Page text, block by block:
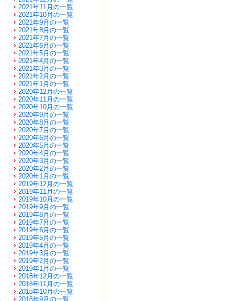
2021年11月の一覧
2021年10月の一覧
2021年9月の一覧
2021年8月の一覧
2021年7月の一覧
2021年6月の一覧
2021年5月の一覧
2021年4月の一覧
2021年3月の一覧
2021年2月の一覧
2021年1月の一覧
2020年12月の一覧
2020年11月の一覧
2020年10月の一覧
2020年9月の一覧
2020年8月の一覧
2020年7月の一覧
2020年6月の一覧
2020年5月の一覧
2020年4月の一覧
2020年3月の一覧
2020年2月の一覧
2020年1月の一覧
2019年12月の一覧
2019年11月の一覧
2019年10月の一覧
2019年9月の一覧
2019年8月の一覧
2019年7月の一覧
2019年6月の一覧
2019年5月の一覧
2019年4月の一覧
2019年3月の一覧
2019年2月の一覧
2019年1月の一覧
2018年12月の一覧
2018年11月の一覧
2018年10月の一覧
2018年9月の一覧